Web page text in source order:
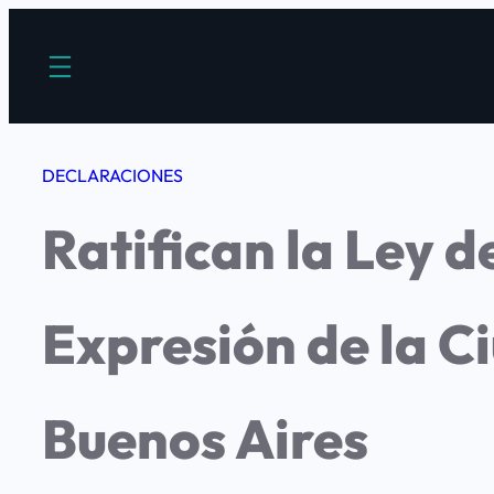
DECLARACIONES
Ratifican la Ley
Expresión de la
Buenos Aires